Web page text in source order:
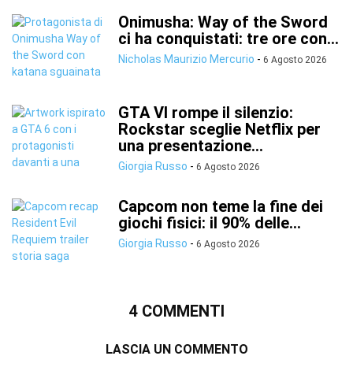
Onimusha: Way of the Sword
ci ha conquistati: tre ore con...
Nicholas Maurizio Mercurio - 6 Agosto 2026
GTA VI rompe il silenzio:
Rockstar sceglie Netflix per
una presentazione...
Giorgia Russo - 6 Agosto 2026
Capcom non teme la fine dei
giochi fisici: il 90% delle...
Giorgia Russo - 6 Agosto 2026
4 COMMENTI
LASCIA UN COMMENTO